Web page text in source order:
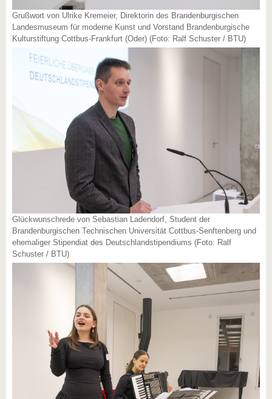
Grußwort von Ulrike Kremeier, Direktorin des Brandenburgischen
Landesmuseum für moderne Kunst und Vorstand Brandenburgische
Kulturstiftung Cottbus-Frankfurt (Oder) (Foto: Ralf Schuster / BTU)
Glückwunschrede von Sebastian Ladendorf, Student der
Brandenburgischen Technischen Universität Cottbus-Senftenberg und
ehemaliger Stipendiat des Deutschlandstipendiums (Foto: Ralf
Schuster / BTU)